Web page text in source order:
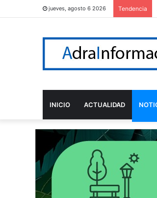
jueves, agosto 6 2026 Tendencia
INICIO ACTUALIDAD